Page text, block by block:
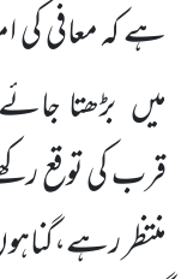
ہے کہ معافی کی
میں بڑھتا
قرب کی توقع
منتظر